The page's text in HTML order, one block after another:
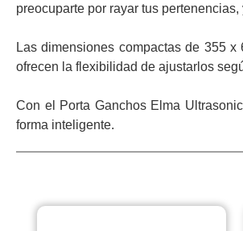
preocuparte por rayar tus
Las dimensiones compactas de 355
ofrecen la flexibilidad de ajustarlos
Con el Porta Ganchos Elma
forma inteligente.